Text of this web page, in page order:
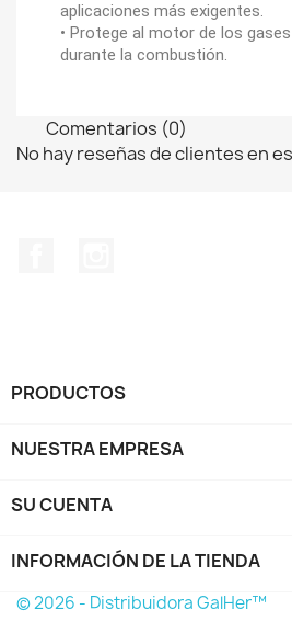
aplicaciones más exigentes.
• Protege al motor de los
durante la combustión.
Comentarios (0)
No hay reseñas de clientes en
PRODUCTOS
NUESTRA EMPRESA
SU CUENTA
INFORMACIÓN DE LA TIENDA
© 2026 - Distribuidora GalHer™